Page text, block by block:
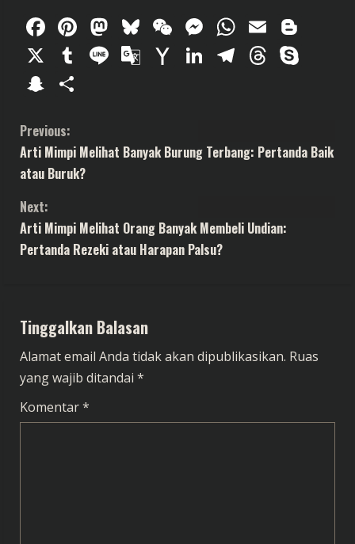
Facebook
Pinterest
Mastodon
Bluesky
WeChat
Messenger
Email
X
Tumblr
LineGoogle
YahooLinkedIn
Telegram
Snapchat
C
o
n
t
u
e
R
e
Previous:
Arti Mimpi Melihat Banyak Burung Terbang: Pertanda Baik
atau Buruk?
Next:
Arti Mimpi Melihat Orang Banyak Membeli Undian:
Pertanda Rezeki atau Harapan Palsu?
Tinggalkan Balasan
Alamat email Anda tidak akan dipublikasikan. Ruas
yang wajib ditandai *
Komentar*